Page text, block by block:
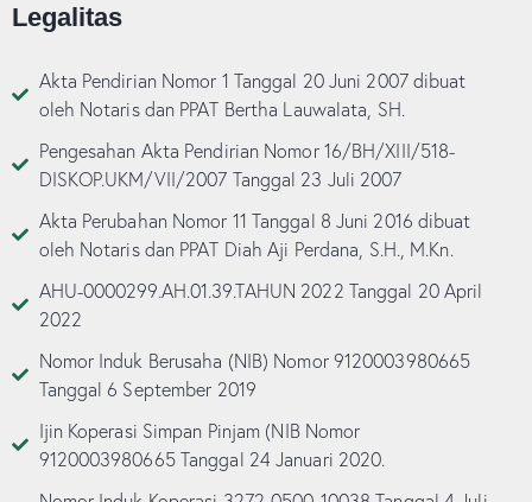
Legalitas
Akta Pendirian Nomor 1 Tanggal 20 Juni 2007 dibuat
oleh Notaris dan PPAT Bertha Lauwalata, SH.
Pengesahan Akta Pendirian Nomor 16/BH/XIII/518-
DISKOP.UKM/VII/2007 Tanggal 23 Juli 2007
Akta Perubahan Nomor 11 Tanggal 8 Juni 2016 dibuat
oleh Notaris dan PPAT Diah Aji Perdana, S.H., M.Kn.
AHU-0000299.AH.01.39.TAHUN 2022 Tanggal 20 April
2022
Nomor Induk Berusaha (NIB) Nomor 9120003980665
Tanggal 6 September 2019
Ijin Koperasi Simpan Pinjam (NIB Nomor
9120003980665 Tanggal 24 Januari 2020.